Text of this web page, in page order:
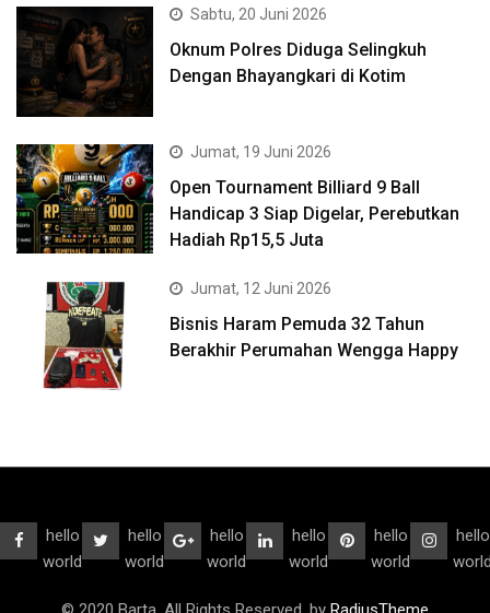
Sabtu, 20 Juni 2026
Oknum Polres Diduga Selingkuh
Dengan Bhayangkari di Kotim
Jumat, 19 Juni 2026
Open Tournament Billiard 9 Ball
Handicap 3 Siap Digelar, Perebutkan
Hadiah Rp15,5 Juta
Jumat, 12 Juni 2026
Bisnis Haram Pemuda 32 Tahun
Berakhir Perumahan Wengga Happy
hello
world
hello
world
hello
world
hello
world
hello
world
hello